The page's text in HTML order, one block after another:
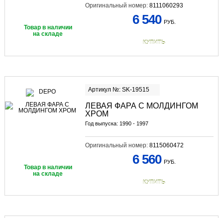
Оригинальный номер: 8111060293
Товар в наличии
на складе
6 540 РУБ.
КУПИТЬ
Артикул №: SK-19515
ЛЕВАЯ ФАРА С МОЛДИНГОМ
ХРОМ
Год выпуска: 1990 - 1997
Оригинальный номер: 8115060472
Товар в наличии
на складе
6 560 РУБ.
КУПИТЬ